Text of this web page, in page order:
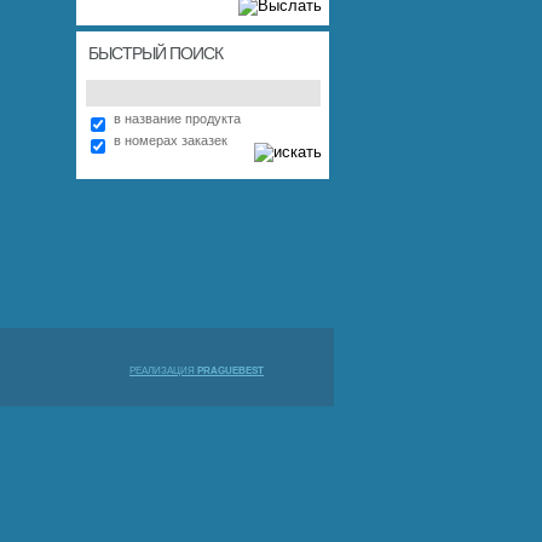
БЫСТРЫЙ ПОИСК
в название продукта
в номерах заказек
РЕАЛИЗАЦИЯ PRAGUEBEST